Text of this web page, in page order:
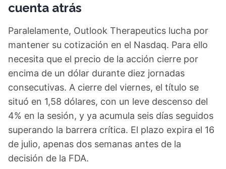
cuenta atrás
Paralelamente, Outlook Therapeutics lucha por
mantener su cotización en el Nasdaq. Para ello
necesita que el precio de la acción cierre por
encima de un dólar durante diez jornadas
consecutivas. A cierre del viernes, el título se
situó en 1,58 dólares, con un leve descenso del
4% en la sesión, y ya acumula seis días seguidos
superando la barrera crítica. El plazo expira el 16
de julio, apenas dos semanas antes de la
decisión de la FDA.